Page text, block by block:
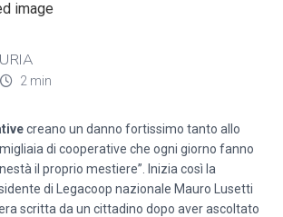
2 min
creano un danno fortissimo tanto allo
di cooperative che ogni giorno fanno
il proprio mestiere”. Inizia così la
di Legacoop nazionale Mauro Lusetti
scritta da un cittadino dopo aver ascoltato